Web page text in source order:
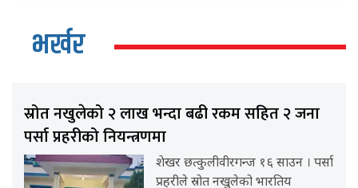
भर्खर
स्रोत नखुलेको २ लाख भन्दा बढी रकम सहित २ जना
पर्सा प्रहरीको नियन्त्रणमा
शेखर छत्कुलीवीरगन्ज १६ साउन । पर्सा
प्रहरीले स्रोत नखुलेको भारतिय